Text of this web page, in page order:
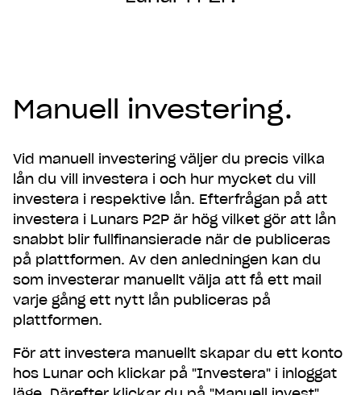
Manuell investering.
Vid manuell investering väljer du precis vilka
lån du vill investera i och hur mycket du vill
investera i respektive lån. Efterfrågan på att
investera i Lunars P2P är hög vilket gör att lån
snabbt blir fullfinansierade när de publiceras
på plattformen. Av den anledningen kan du
som investerar manuellt välja att få ett mail
varje gång ett nytt lån publiceras på
plattformen.
För att investera manuellt skapar du ett konto
hos Lunar och klickar på "Investera" i inloggat